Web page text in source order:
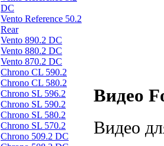
DC
Vento Reference 50.2
Rear
Vento 890.2 DС
Vento 880.2 DС
Vento 870.2 DС
Chrono CL 590.2
Chrono CL 580.2
Chrono SL 596.2
Chrono SL 590.2
Chrono SL 580.2
Chrono SL 570.2
Chrono 509.2 DC
Видео
Видео